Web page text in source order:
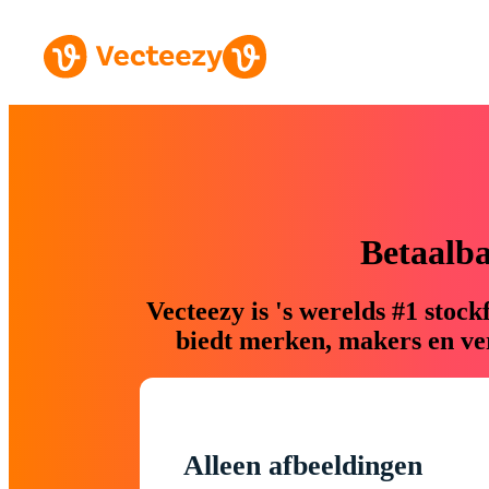
Vecteezy is 's werelds #1
biedt merken, makers en
Alleen afbeeldingen